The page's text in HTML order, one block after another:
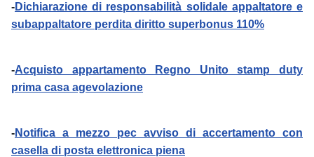
-Dichiarazione di responsabilità solidale appaltatore e
subappaltatore perdita diritto superbonus 110%
-Acquisto appartamento Regno Unito stamp duty
prima casa agevolazione
-Notifica a mezzo pec avviso di accertamento con
casella di posta elettronica piena